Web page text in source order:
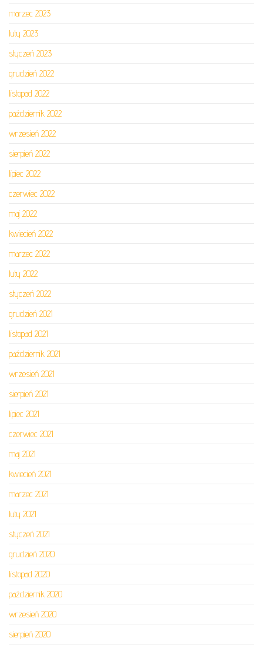
marzec 2023
luty 2023
styczeń 2023
grudzień 2022
listopad 2022
październik 2022
wrzesień 2022
sierpień 2022
lipiec 2022
czerwiec 2022
maj 2022
kwiecień 2022
marzec 2022
luty 2022
styczeń 2022
grudzień 2021
listopad 2021
październik 2021
wrzesień 2021
sierpień 2021
lipiec 2021
czerwiec 2021
maj 2021
kwiecień 2021
marzec 2021
luty 2021
styczeń 2021
grudzień 2020
listopad 2020
październik 2020
wrzesień 2020
sierpień 2020